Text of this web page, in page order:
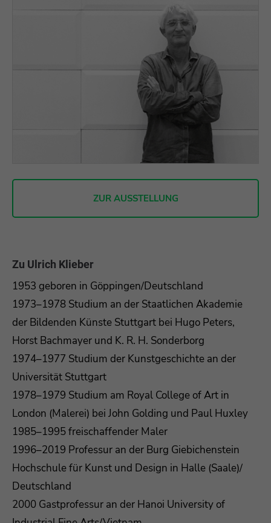
ZUR AUSSTELLUNG
Zu Ulrich Klieber
1953 geboren in Göppingen/Deutschland
1973–1978 Studium an der Staatlichen Akademie
der Bildenden Künste Stuttgart bei Hugo Peters,
Horst Bachmayer und K. R. H. Sonderborg
1974–1977 Studium der Kunstgeschichte an der
Universität Stuttgart
1978–1979 Studium am Royal College of Art in
London (Malerei) bei John Golding und Paul Huxley
1985–1995 freischaffender Maler
1996–2019 Professur an der Burg Giebichenstein
Hochschule für Kunst und Design in Halle (Saale)/
Deutschland
2000 Gastprofessur an der Hanoi University of